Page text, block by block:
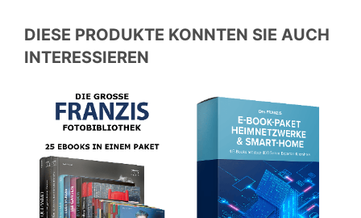
DIESE PRODUKTE KONNTEN SIE AUCH
INTERESSIEREN